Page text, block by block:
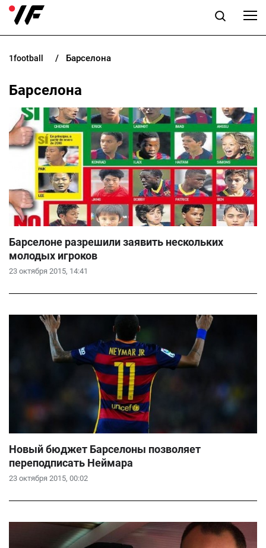
НОВОСТИ
ПРОГНОЗЫ
БУКМЕКЕРЫ
КАЗИНО
РАЗНОЕ
UK RU
1football Барселона
Барселона
23 октября 2015, 14:41
Барселоне разрешили заявить нескольких
молодых игроков
23 октября 2015, 00:02
Новый бюджет Барселоны позволяет
переподписать Неймара